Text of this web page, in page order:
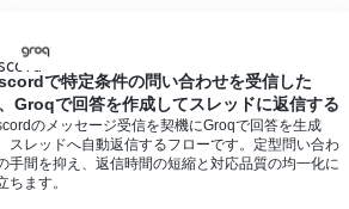
で特定条件の問い合わせを受信した
Groqで回答を作成してスレッドに返信する
のメッセージ受信を契機にGroqで回答を生成
スレッドへ自動返信するフローです。定型問い合わ
手間を抑え、返信時間の短縮と対応品質の均一化に
ちます。